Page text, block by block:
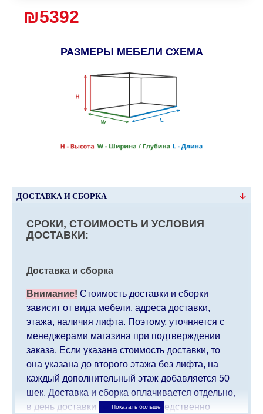
РАЗМЕРЫ МЕБЕЛИ СХЕМА
₪5392
ДОСТАВКА И СБОРКА
СРОКИ, СТОИМОСТЬ И УСЛОВИЯ
ДОСТАВКИ:
Доставка и сборка
Внимание! Стоимость доставки и сборки
зависит от вида мебели, адреса доставки,
этажа, наличия лифта. Поэтому, уточняется с
менеджерами магазина при подтверждении
заказа. Если указана стоимость доставки, то
она указана до второго этажа без лифта, на
каждый дополнительный этаж добавляется 50
шек. Доставка и сборка оплачивается отдельно,
в день доставки мебели непосредственно